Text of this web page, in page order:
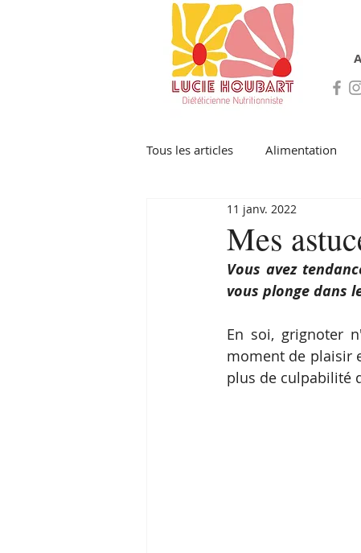
Tous les articles Alimentation
Mes
11 janv. 2022
Vous avez
vous plonge dans
En soi, grignoter
moment de plaisir
plus de culpabilité